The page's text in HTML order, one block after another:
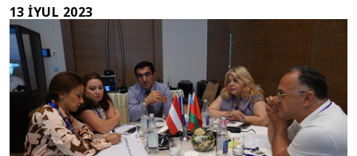
13 IYUL 2023